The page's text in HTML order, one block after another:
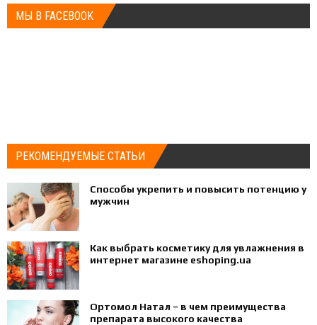
МЫ В FACEBOOK
РЕКОМЕНДУЕМЫЕ СТАТЬИ
Способы укрепить и повысить потенцию у
мужчин
Как выбрать косметику для увлажнения в
интернет магазине eshoping.ua
Ортомол Натал – в чем преимущества
препарата высокого качества